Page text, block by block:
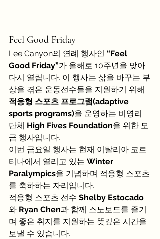
Feel Good Friday
Lee Canyon의 연례 행사인 “Feel
Good Friday”가 올해로 10주년을 맞아
다시 열립니다. 이 행사는 삶을 바꾸는 부
상을 겪은 운동선수들을 지원하기 위해
적응형 스포츠 프로그램(adaptive
sports programs)을 운영하는 비영리
단체 High Fives Foundation을 위한 모
금 행사입니다.
이번 금요일 행사는 현재 이탈리아 코르
티나에서 열리고 있는 Winter
Paralympics을 기념하며 적응형 스포츠
를 축하하는 자리입니다.
적응형 스포츠 선수 Shelby Estocado
와 Ryan Chen과 함께 스노보드를 즐기
며 좋은 취지를 지원하는 뜻깊은 시간을
보낼 수 있습니다.